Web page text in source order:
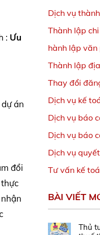
: Ưu
án
đổi
Dịch vụ
Thành lập
hành lập
Thành lập
Thay đổi
Dịch vụ kế
Dịch vụ báo
Dịch vụ báo
Dịch vụ
Tư vấn kế
BÀI VIẾT
Thủ